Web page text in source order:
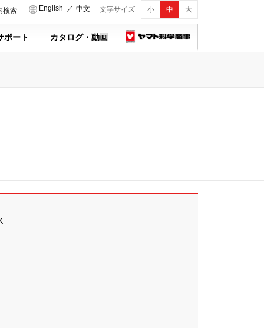
文字サイズ 小 中 大
English ／ 中文
検索
ポート カタログ・動画